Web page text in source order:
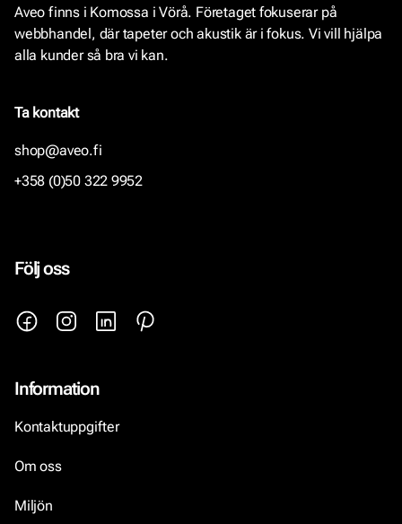
Aveo finns i Komossa i Vörå. Företaget fokuserar på
webbhandel, där tapeter och akustik är i fokus. Vi vill hjälpa
alla kunder så bra vi kan.
Ta kontakt
shop@aveo.fi
+358 (0)50 322 9952
Följ oss
Information
Kontaktuppgifter
Om oss
Miljön